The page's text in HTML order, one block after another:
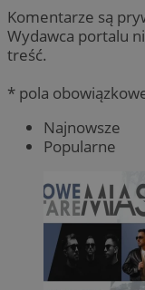
Komentarze są
Wydawca portalu
treść.
* pola
Najnowsze
Popularne